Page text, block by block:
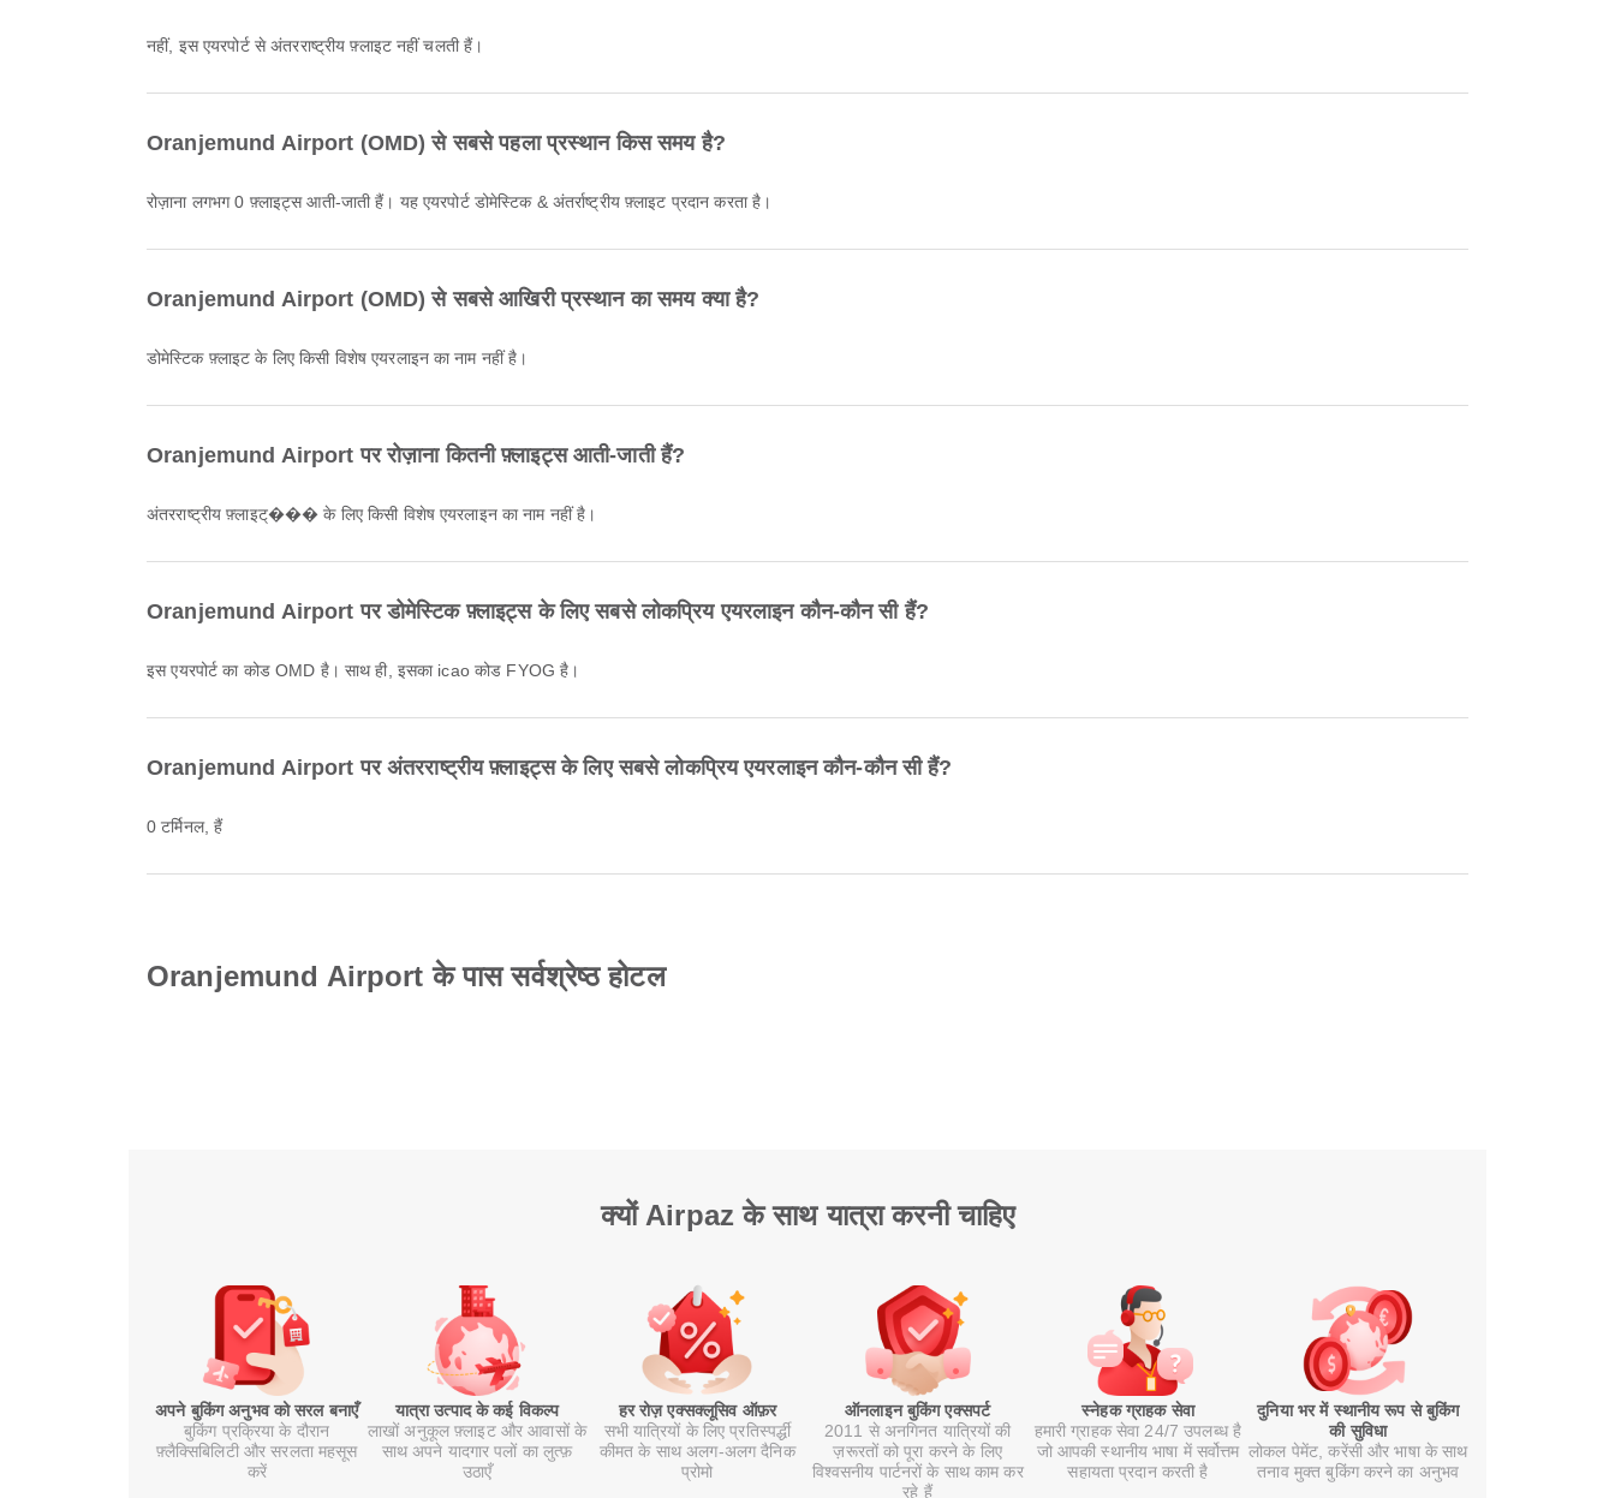
नहीं, इस एयरपोर्ट से अंतरराष्ट्रीय फ़्लाइट नहीं चलती हैं।
Oranjemund Airport (OMD) से सबसे पहला प्रस्थान किस समय है?
रोज़ाना लगभग 0 फ़्लाइट्स आती-जाती हैं। यह एयरपोर्ट डोमेस्टिक & अंतर्राष्ट्रीय फ़्लाइट प्रदान करता है।
Oranjemund Airport (OMD) से सबसे आखिरी प्रस्थान का समय क्या है?
डोमेस्टिक फ़्लाइट के लिए किसी विशेष एयरलाइन का नाम नहीं है।
Oranjemund Airport पर रोज़ाना कितनी फ़्लाइट्स आती-जाती हैं?
अंतरराष्ट्रीय फ़्लाइट्��� के लिए किसी विशेष एयरलाइन का नाम नहीं है।
Oranjemund Airport पर डोमेस्टिक फ़्लाइट्स के लिए सबसे लोकप्रिय एयरलाइन कौन-कौन सी हैं?
इस एयरपोर्ट का कोड OMD है। साथ ही, इसका icao कोड FYOG है।
Oranjemund Airport पर अंतरराष्ट्रीय फ़्लाइट्स के लिए सबसे लोकप्रिय एयरलाइन कौन-कौन सी हैं?
0 टर्मिनल, हैं
Oranjemund Airport के पास सर्वश्रेष्ठ होटल
क्यों Airpaz के साथ यात्रा करनी चाहिए
अपने बुकिंग अनुभव को सरल बनाएँ
बुकिंग प्रक्रिया के दौरान
फ़्लैक्सिबिलिटी और सरलता महसूस
करें
यात्रा उत्पाद के कई विकल्प
लाखों अनुकूल फ़्लाइट और आवासों के
साथ अपने यादगार पलों का लुत्फ़
उठाएँ
हर रोज़ एक्सक्लूसिव ऑफ़र
सभी यात्रियों के लिए प्रतिस्पर्द्धी
कीमत के साथ अलग-अलग दैनिक
प्रोमो
ऑनलाइन बुकिंग एक्सपर्ट
2011 से अनगिनत यात्रियों की
ज़रूरतों को पूरा करने के लिए
विश्वसनीय पार्टनरों के साथ काम कर
रहे हैं
स्नेहक ग्राहक सेवा
हमारी ग्राहक सेवा 24/7 उपलब्ध है
जो आपकी स्थानीय भाषा में सर्वोत्तम
सहायता प्रदान करती है
दुनिया भर में स्थानीय रूप से बुकिंग
की सुविधा
लोकल पेमेंट, करेंसी और भाषा के साथ
तनाव मुक्त बुकिंग करने का अनुभव